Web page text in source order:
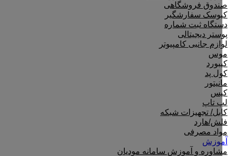
صندوق فروشگاهی
کیوسک سفارشگیر
دستگاه ثبت شماره
پوستر دیجیتالی
لوازم جانبی کامپیوتر
موس
کیبورد
کول پد
مانیتور
کیس
لپ تاپ
کابل/ تجهیزات شبکه
فلش/هارد
مواد مصرفی
آموزش
مشاوره و آموزش سامانه مودیان